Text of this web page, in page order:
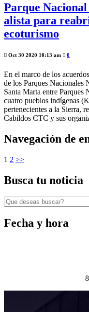
Parque
alista para
ecoturismo
Oct 30 2020 10:13 am 0
En el marco de los
de los Parques Nacionales
Santa Marta entre
cuatro pueblos indígenas
pertenecientes a la Sierra,
Cabildos CTC y sus
Navegación de
1 2 >>
Busca tu noticia
Fecha y hora